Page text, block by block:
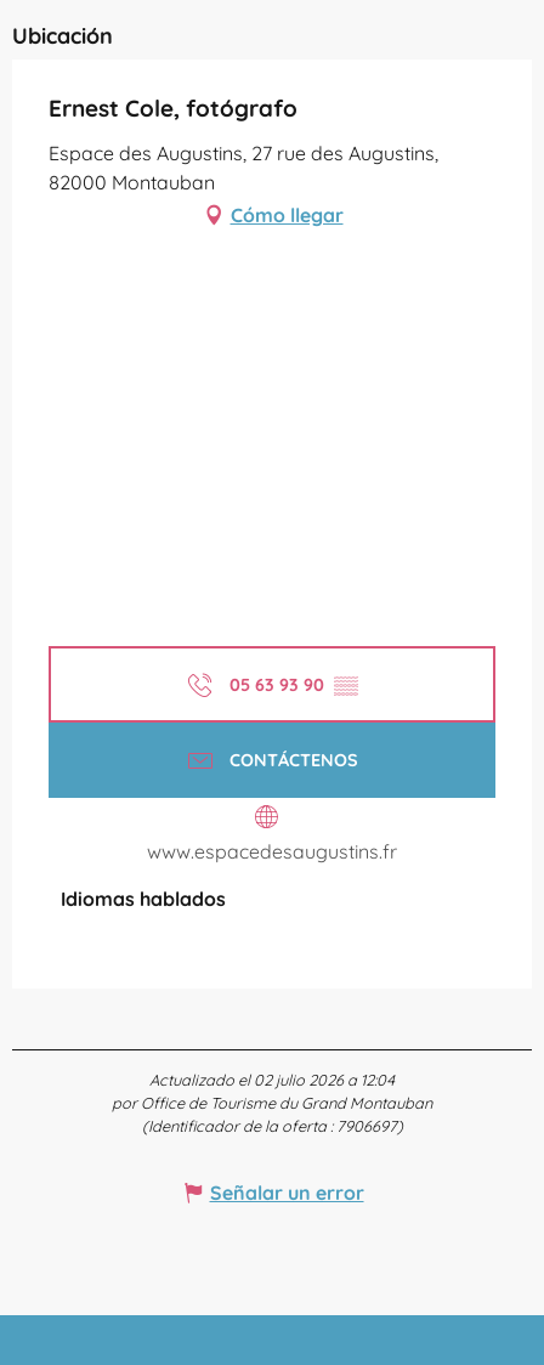
Ubicación
Ernest Cole, fotógrafo
Espace des Augustins, 27 rue des Augustins,
82000 Montauban
Cómo llegar
05 63 93 90 ▒▒
CONTÁCTENOS
www.espacedesaugustins.fr
Idiomas hablados
Idiomas hablados
Actualizado el 02 julio 2026 a 12:04
por Office de Tourisme du Grand Montauban
(Identificador de la oferta : 7906697)
Señalar un error